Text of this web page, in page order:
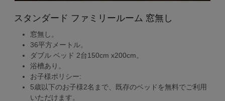
スタンダード ファミリールーム 窓無し
窓無し。
36平方メートル。
ダブル ベッド 2台150cm x200cm。
浴槽あり。
お子様ポリシー:
5歳以下のお子様2名まで、既存のベッドを無料でご利用
いただけます。